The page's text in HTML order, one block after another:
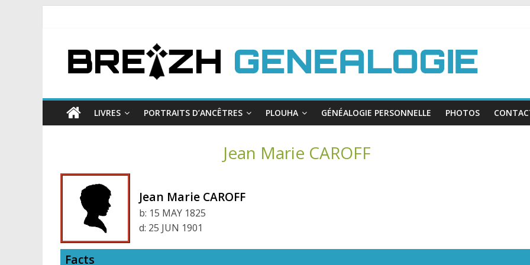
LIVRES PORTRAITS D’ANCÊTRES PLOUHA GÉNÉALOGIE PERSONNELLE PHOTOS
Jean Marie CAROFF
Jean Marie CAROFF
b: 15 MAY 1825
d: 25 JUN 1901
Facts